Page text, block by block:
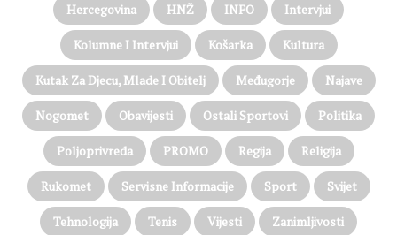
Hercegovina HNŽ INFO Intervjui
Kolumne I Intervjui Košarka Kultura
Kutak Za Djecu, Mlade I Obitelj Međugorje Najave
Nogomet Obavijesti Ostali Sportovi Politika
Poljoprivreda PROMO Regija Religija
Rukomet Servisne Informacije Sport Svijet
Tehnologija Tenis Vijesti Zanimljivosti